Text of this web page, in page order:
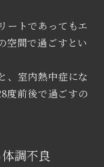
ートであってもエ
空間で過ごすとい
、室内熱中症にな
度前後で過ごすの
調不良